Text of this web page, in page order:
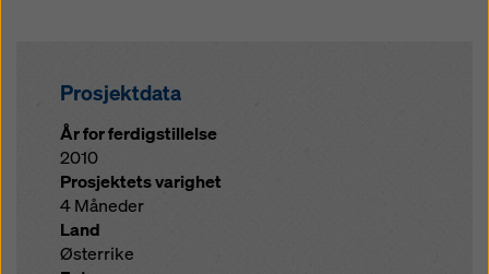
Prosjektdata
År for ferdigstillelse
2010
Prosjektets varighet
4 Måneder
Land
Østerrike